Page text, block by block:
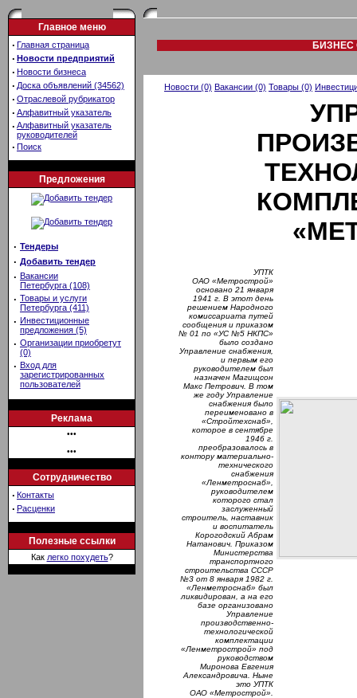
Главное меню
· Главная страница
· Новости предприятий
· Новости бизнеса
· Доска объявлений (34562)
· Отраслевой рубрикатор
· Алфавитный указатель
· Алфавитный указатель
руководителей
· Поиск
Предложения
· Тендеры
· Добавить тендер
· Вакансии
Петербурга (108)
· Товары и услуги
Петербурга (411)
· Инвестиционные
предложения (5)
· Организации приобретут
(0)
· Вход для
зарегистрированных
пользователей
Реклама
•••
•••
Сотрудничество
· Контакты
· Расценки
Полезные ссылки
Как легко похудеть?
БИЗНЕС
Новости (0) Вакансии (0) Товары (0)
УПТК
ОАО «Метрострой»
основано 21 января
1941 г. В этот день
решением Народного
комиссариата путей
сообщения и приказом
№ 01 по «УС №5 НКПС»
было создано
Управление снабжения,
и первым его
руководителем был
назначен Магищсон
Макс Петрович. В том
же году Управление
снабжения было
переименовано в
«Стройтехснаб»,
которое в сентябре
1946 г.
преобразовалось в
контору материально-
технического
снабжения
«Ленметроснаб»,
руководителем
которого стал
заслуженный
строитель, наставник
и воспитатель
Корогодский Абрам
Натанович. Приказом
Министерства
транспортного
строительства СССР
№3 от 8 января 1982 г.
«Ленметроснаб» был
ликвидирован, а на его
базе организовано
Управление
производственно-
технологической
комплектации
«Ленметрострой» под
руководством
Миронова Евгения
Александровича. Ныне
это УПТК
ОАО «Метрострой».